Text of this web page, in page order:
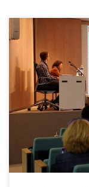
Appel à
communications pour le
2016 à Paris (date sous
ouvert à toute personne
information ou […]